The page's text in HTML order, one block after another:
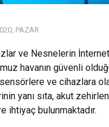
PAZAR
ve Nesnelerin
havanın güvenli
ve cihazlara
yanı sıta, akut
ihtiyaç bulunmaktadır.